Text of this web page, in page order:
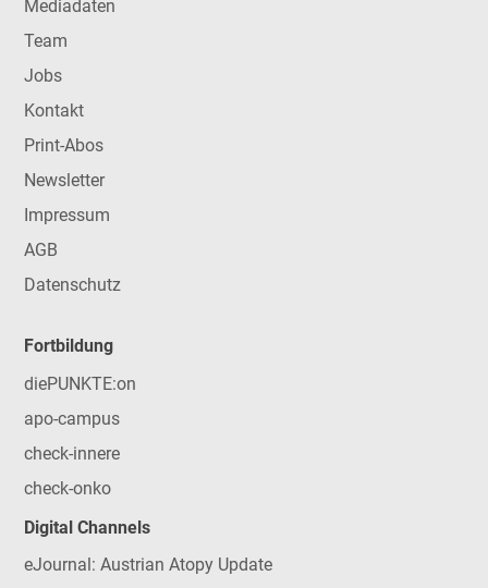
Mediadaten
Team
Jobs
Kontakt
Print-Abos
Newsletter
Impressum
AGB
Datenschutz
Fortbildung
diePUNKTE:on
apo-campus
check-innere
check-onko
Digital Channels
eJournal: Austrian Atopy Update